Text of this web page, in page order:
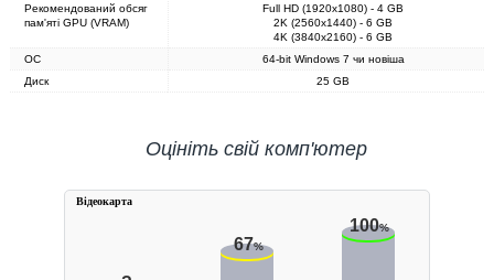
Рекомендований обсяг
пам'яті GPU (VRAM)
Full HD (1920x1080) - 4 GB
2K (2560x1440) - 6 GB
4K (3840x2160) - 6 GB
ОС
64-bit Windows 7 чи новіша
Диск
25 GB
Оцініть свій комп'ютер
67%
100%
Вiдеокарта